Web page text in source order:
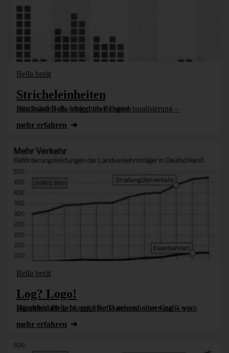
Bella berät
Stricheleinheiten
Bürohund Bella bloggt über Datenvisualisierung – Strichsäulen als schlechtes Beispiel.
mehr erfahren
Bella berät
Log? Logo!
Bürohund Bella bloggt über Datenvisualisierung – wo logarithmisch geht, zeigt Bella anhand einer Grafik vom Handelsblatt.
mehr erfahren